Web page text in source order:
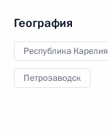
География
Республика Карелия
Петрозаводск